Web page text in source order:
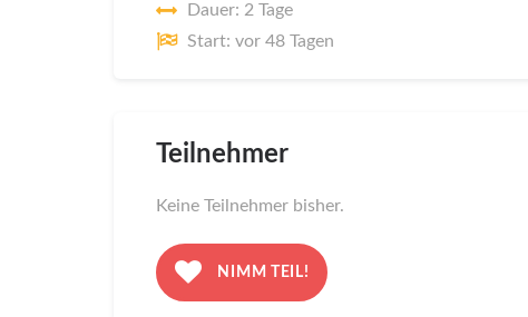
Dauer: 2 Tage
Start: vor 48 Tagen
Teilnehmer
Keine Teilnehmer bisher.
NIMM TEIL!